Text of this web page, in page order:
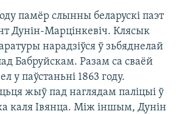
памёр слынны беларускі паэт
Дунін-Марцінкевіч. Клясык
нарадзіўся ў зьбяднелай
Бабруйскам. Разам са сваёй
у паўстаньні 1863 году.
жыў пад наглядам паліцыі ў
каля Івянца. Між іншым, Дунін